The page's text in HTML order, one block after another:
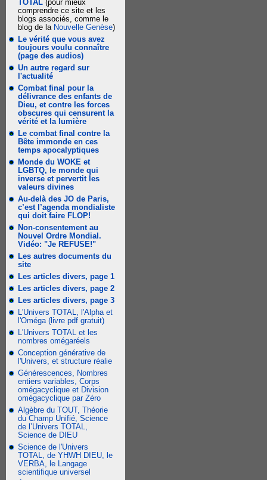
TOTAL (pour mieux
comprendre ce site et les
blogs associés, comme le
blog de la Nouvelle Genèse)
Le vérité que vous avez
toujours voulu connaître
(page des audios)
Un autre regard sur
l'actualité
Combat final pour la
délivrance des enfants de
Dieu, et contre les forces
obscures qui censurent la
vérité et la lumière
Le combat final contre la
Bête immonde en ces
temps apocalyptiques
Monde du WOKE et
LGBTQ, le monde qui
inverse et pervertit les
valeurs divines
Au-delà des JO de Paris,
c’est l’agenda mondialiste
qui doit faire FLOP!
Non-consentement au
Nouvel Ordre Mondial.
Vidéo: "Je REFUSE!"
Les autres documents du
site
Les articles divers, page 1
Les articles divers, page 2
Les articles divers, page 3
L'Univers TOTAL, l'Alpha et
l'Oméga (livre pdf gratuit)
L'Univers TOTAL et les
nombres omégaréels
Conception générative de
l'Univers, et structure réalie
Générescences, Nombres
entiers variables, Corps
omégacyclique et Division
omégacyclique par Zéro
Algèbre du TOUT, Théorie
du Champ Unifié, Science
de l’Univers TOTAL,
Science de DIEU
Science de l'Univers
TOTAL, de YHWH DIEU, le
VERBA, le Langage
scientifique universel